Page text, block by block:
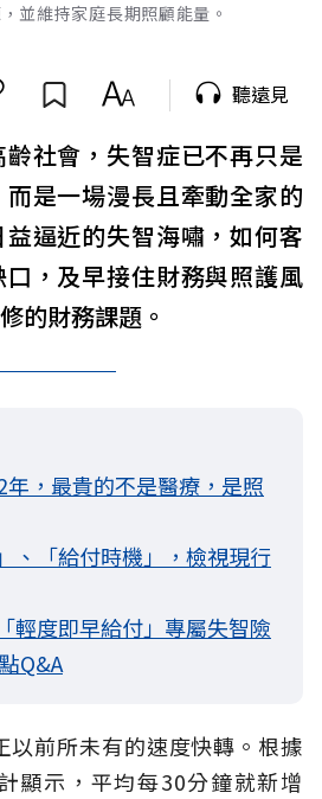
並維持家庭長期照顧能量。
聽遠見
社會，失智症已不再只是
是一場漫長且牽動全家的
逼近的失智海嘯，如何客
，及早接住財務與照護風
的財務課題。
，最貴的不是醫療，是照
、「給付時機」，檢視現行
輕度即早給付」專屬失智險
Q&A
以前所未有的速度快轉。根據
顯示，平均每30分鐘就新增